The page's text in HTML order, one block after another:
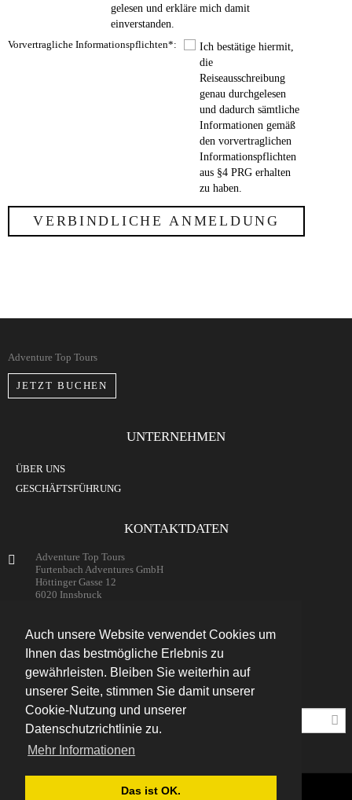
Auch unsere Website verwendet Cookies um
Ihnen das bestmögliche Erlebnis zu
gewährleisten. Bleiben Sie weiterhin auf
unserer Seite, stimmen Sie damit unserer
Cookie-Nutzung und unserer
Datenschutzrichtlinie zu.
Mehr Informationen
Das ist OK.
gelesen und erkläre mich damit
einverstanden.
Vorvertragliche Informationspflichten*:
Ich bestätige hiermit,
die
Reiseausschreibung
genau durchgelesen
und dadurch sämtliche
Informationen gemäß
den vorvertraglichen
Informationspflichten
aus §4 PRG erhalten
zu haben.
Adventure Top Tours
JETZT BUCHEN
UNTERNEHMEN
ÜBER UNS
GESCHÄFTSFÜHRUNG
KONTAKTDATEN
Adventure Top Tours
Furtenbach Adventures GmbH
Höttinger Gasse 12
6020 Innsbruck
+43 (0) 512 / 204134
info@adventuretoptours.com
Newsletteranmeldung:
DE